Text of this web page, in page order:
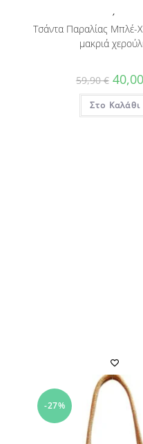
,
Τσάντα Παραλίας Μπλέ-
μακριά
59,90€ price
was:
59,90 €.
40,00
Στο Καλάθι
-27%